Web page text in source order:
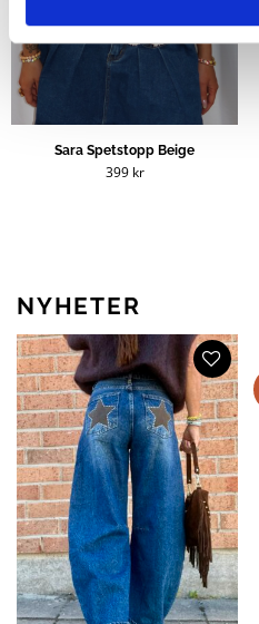
Sara Spetstopp Beige
399 kr
NYHETER